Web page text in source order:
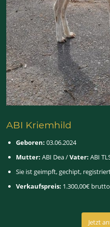
ABI Kriemhild
Geboren: 03.06.2024
Mutter: ABI Dea /Vater: ABI
Sie ist geimpft, gechipt,
Verkaufspreis: 1.300,00€ brutto
Jetzt